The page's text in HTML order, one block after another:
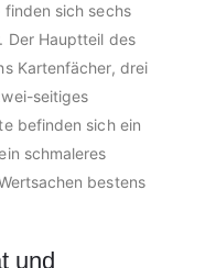
sich sechs
Der Hauptteil des
Kartenfächer, drei
seitiges
befinden sich ein
schmaleres
bestens
und